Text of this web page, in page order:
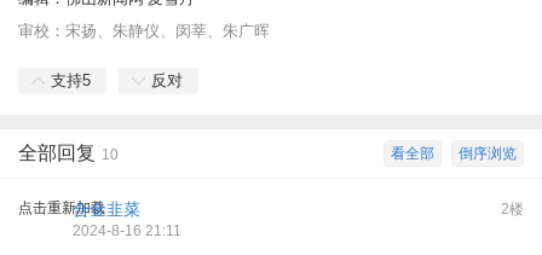
审校：宋扬、朱静仪、闵莘、朱广晖
支持5 反对
倒序浏览
看全部
全部回复 10
点击重新加载 2楼
合金韭菜
2024-8-16 21:11